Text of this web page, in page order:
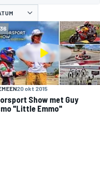
20 okt 2015
Show met Guy
"Little Emmo"